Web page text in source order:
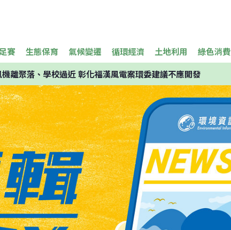
賽 生態保育 氣候變遷 循環經濟 土地利用 綠色消費
離聚落、學校過近 彰化福漢風電案環委建議不應開發